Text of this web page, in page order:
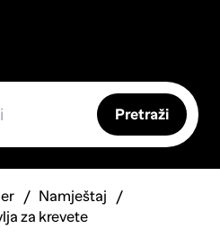
Pretraži
Namještaj
za krevete